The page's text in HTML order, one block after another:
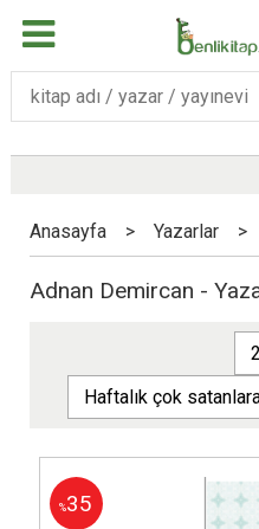
Anasayfa > Yazarlar >
Adnan Demircan -
%35